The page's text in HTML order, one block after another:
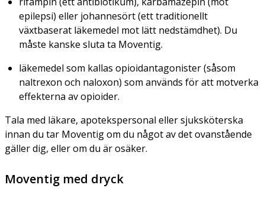
epilepsi) eller johannesört (ett traditionellt
växtbaserat läkemedel mot lätt nedstämdhet). Du
måste kanske sluta ta Moventig.
läkemedel som kallas opioidantagonister (såsom
naltrexon och naloxon) som används för att motverka
effekterna av opioider.
Tala med läkare, apotekspersonal eller sjuksköterska
innan du tar Moventig om du något av det ovanstående
gäller dig, eller om du är osäker.
Moventig med dryck